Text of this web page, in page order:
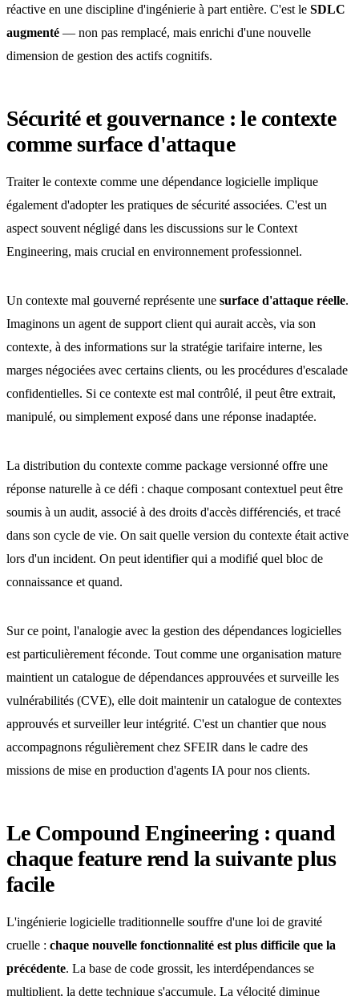
réactive en une discipline d'ingénierie à part entière. C'est le SDLC
augmenté — non pas remplacé, mais enrichi d'une nouvelle
dimension de gestion des actifs cognitifs.
Sécurité et gouvernance : le contexte
comme surface d'attaque
Traiter le contexte comme une dépendance logicielle implique
également d'adopter les pratiques de sécurité associées. C'est un
aspect souvent négligé dans les discussions sur le Context
Engineering, mais crucial en environnement professionnel.
Un contexte mal gouverné représente une surface d'attaque réelle.
Imaginons un agent de support client qui aurait accès, via son
contexte, à des informations sur la stratégie tarifaire interne, les
marges négociées avec certains clients, ou les procédures d'escalade
confidentielles. Si ce contexte est mal contrôlé, il peut être extrait,
manipulé, ou simplement exposé dans une réponse inadaptée.
La distribution du contexte comme package versionné offre une
réponse naturelle à ce défi : chaque composant contextuel peut être
soumis à un audit, associé à des droits d'accès différenciés, et tracé
dans son cycle de vie. On sait quelle version du contexte était active
lors d'un incident. On peut identifier qui a modifié quel bloc de
connaissance et quand.
Sur ce point, l'analogie avec la gestion des dépendances logicielles
est particulièrement féconde. Tout comme une organisation mature
maintient un catalogue de dépendances approuvées et surveille les
vulnérabilités (CVE), elle doit maintenir un catalogue de contextes
approuvés et surveiller leur intégrité. C'est un chantier que nous
accompagnons régulièrement chez SFEIR dans le cadre des
missions de mise en production d'agents IA pour nos clients.
Le Compound Engineering : quand
chaque feature rend la suivante plus
facile
L'ingénierie logicielle traditionnelle souffre d'une loi de gravité
cruelle : chaque nouvelle fonctionnalité est plus difficile que la
précédente. La base de code grossit, les interdépendances se
multiplient, la dette technique s'accumule. La vélocité diminue